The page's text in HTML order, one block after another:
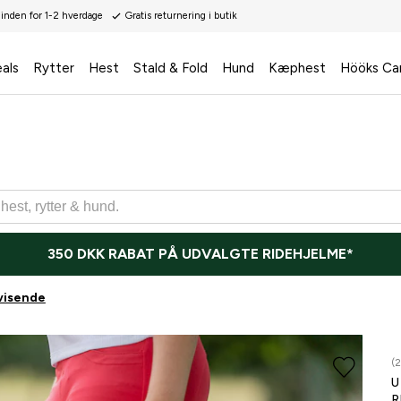
for 1-2 hverdage Gratis returnering i butik
Rytter Hest Stald & Fold Hund Kæphest Hööks
350 DKK RABAT PÅ UDVALGTE RIDEHJELME*